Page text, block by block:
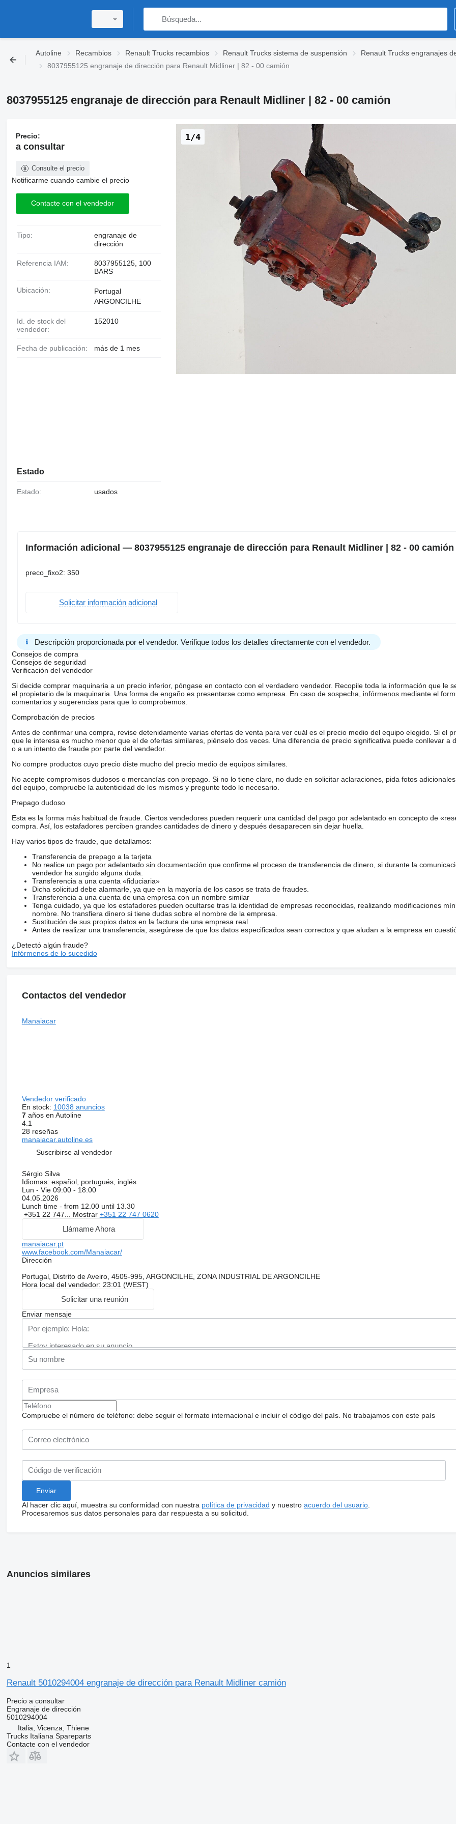
Autoline Recambios Renault Trucks recambios Renault Trucks sistema de suspensión
Renault Trucks engranajes
8037955125 engranaje de dirección para Renault Midliner | 82 - 00 camión
8037955125 engranaje de dirección para Renault Midliner | 82 - 00 camión
1/4
Precio:
a consultar
Consulte el precio
Notificarme cuando cambie el precio
Contacte con el vendedor
Tipo:
engranaje de
dirección
Referencia IAM:
8037955125, 100
BARS
Ubicación:
Portugal
ARGONCILHE
Id. de stock del
vendedor:
152010
Fecha de publicación: más de 1 mes
Estado
Estado: usados
Información adicional — 8037955125 engranaje de dirección para Renault Midliner | 82 - 00 camión
preco_fixo2: 350
Solicitar información adicional
Descripción proporcionada por el vendedor. Verifique todos los detalles directamente con el vendedor.
Consejos de compra
Consejos de seguridad
Verificación del vendedor
Si decide comprar maquinaria a un precio inferior, póngase en contacto con el verdadero vendedor. Recopile toda la información que le
el propietario de la maquinaria. Una forma de engaño es presentarse como empresa. En caso de sospecha, infórmenos mediante el
comentarios y sugerencias para que lo comprobemos.
Comprobación de precios
Antes de confirmar una compra, revise detenidamente varias ofertas de venta para ver cuál es el precio medio del equipo elegido. Si el
que le interesa es mucho menor que el de ofertas similares, piénselo dos veces. Una diferencia de precio significativa puede conllevar a
o a un intento de fraude por parte del vendedor.
No compre productos cuyo precio diste mucho del precio medio de equipos similares.
No acepte compromisos dudosos o mercancías con prepago. Si no lo tiene claro, no dude en solicitar aclaraciones, pida fotos
del equipo, compruebe la autenticidad de los mismos y pregunte todo lo necesario.
Prepago dudoso
Esta es la forma más habitual de fraude. Ciertos vendedores pueden requerir una cantidad del pago por adelantado en concepto de
compra. Así, los estafadores perciben grandes cantidades de dinero y después desaparecen sin dejar huella.
Hay varios tipos de fraude, que detallamos:
Transferencia de prepago a la tarjeta
No realice un pago por adelantado sin documentación que confirme el proceso de transferencia de dinero, si durante la
vendedor ha surgido alguna duda.
Transferencia a una cuenta «fiduciaria»
Dicha solicitud debe alarmarle, ya que en la mayoría de los casos se trata de fraudes.
Transferencia a una cuenta de una empresa con un nombre similar
Tenga cuidado, ya que los estafadores pueden ocultarse tras la identidad de empresas reconocidas, realizando modificaciones
nombre. No transfiera dinero si tiene dudas sobre el nombre de la empresa.
Sustitución de sus propios datos en la factura de una empresa real
Antes de realizar una transferencia, asegúrese de que los datos especificados sean correctos y que aludan a la empresa en
¿Detectó algún fraude?
Infórmenos de lo sucedido
Contactos del vendedor
Manaiacar
Vendedor verificado
En stock: 10038 anuncios
7años en Autoline
4.1
28 reseñas
manaiacar.autoline.es
Suscribirse al vendedor
Sérgio Silva
Idiomas: español, portugués, inglés
Lun - Vie 09:00 - 18:00
04.05.2026
Lunch time - from 12.00 until 13.30
+351 22 747... Mostrar +351 22 747 0620
Llámame Ahora
manaiacar.pt
www.facebook.com/Manaiacar/
Dirección
Portugal, Distrito de Aveiro, 4505-995, ARGONCILHE, ZONA INDUSTRIAL DE ARGONCILHE
Hora local del vendedor: 23:01 (WEST)
Solicitar una reunión
Enviar mensaje
Compruebe el número de teléfono: debe seguir el formato internacional e incluir el código del país. No trabajamos con este país
Al hacer clic aquí, muestra su conformidad con nuestra política de privacidad y nuestro acuerdo del usuario.
Procesaremos sus datos personales para dar respuesta a su solicitud.
Anuncios similares
1
Renault 5010294004 engranaje de dirección para Renault Midliner camión
Precio a consultar
Engranaje de dirección
5010294004
Italia, Vicenza, Thiene
Trucks Italiana Spareparts
Contacte con el vendedor